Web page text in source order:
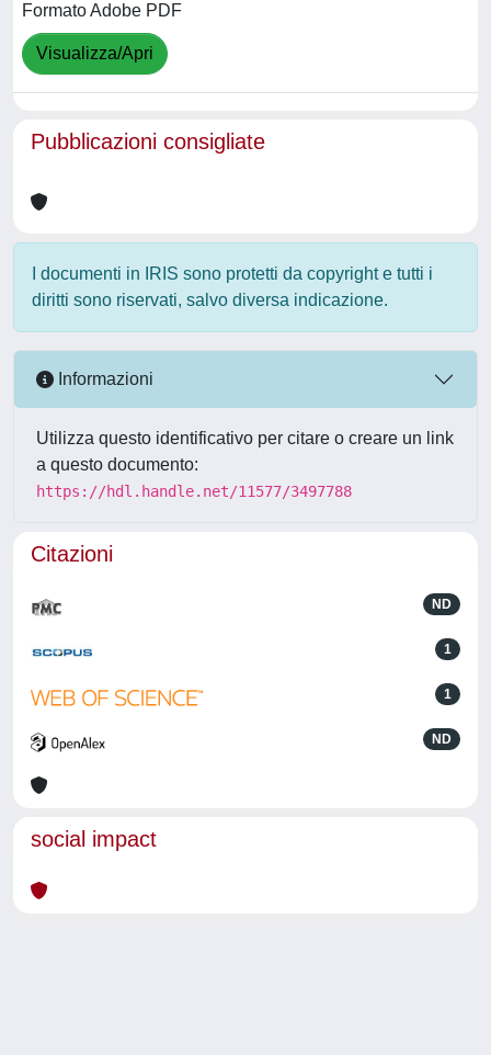
Formato Adobe PDF
Visualizza/Apri
Pubblicazioni consigliate
I documenti in IRIS sono protetti da copyright e tutti i
diritti sono riservati, salvo diversa indicazione.
Informazioni
Utilizza questo identificativo per citare o creare un link
a questo documento:
https://hdl.handle.net/11577/3497788
Citazioni
ND
1
1
ND
social impact